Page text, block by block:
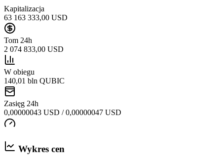
Kapitalizacja
63 163 333,00 USD
Tom 24h
2 074 833,00 USD
W obiegu
140,01 bln QUBIC
Zasięg 24h
0,00000043 USD / 0,00000047 USD
Wykres cen